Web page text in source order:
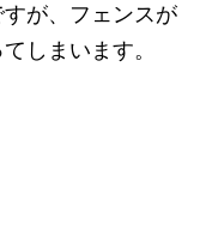
が、フェンスが
しまいます。